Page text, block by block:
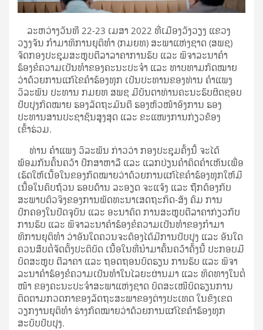
ລະຫວ່າງວັນທີ 22-23 ເມສາ 2022 ທີ່ເມືອງວັງວຽງ ແຂວງ
ວຽງຈັນ ກໍາມາທິການຍຸຕິທໍາ (ກມຍທ) ສະພາແຫ່ງຊາດ (ສພຊ)
ຈັດກອງປະຊຸມສະຫຼຸບຕີລາລາຄາການຮັບ ແລະ ພິຈາລະນາຄໍາ
ຮ້ອງຂໍຄວາມເປັນທໍາຂອງຄະນະປະຈໍາ ແລະ ທາບທາມກົດໝາຍ
ວ່າດ້ວຍການແກ້ໄຂຄໍາຮ້ອງທຸກ ເປັນປະທານຂອງທ່ານ ຄໍາແພງ
ວິລະພັນ ປະທານ ກມຍທ ສພຊ ມີບັນດາທ່ານຄະນະຮັບຜິດຊອບ
ປັບປຸງກົດໝາຍ ຮອງລັດຖະມົນຕີ ຮອງຫົວໜ້າອົງການ ຮອງ
ປະທານສານປະຊາຊົນສູງສຸດ ແລະ ຂະແໜງການກ່ຽວຂ້ອງ
ເຂົ້າຮ່ວມ.
ທ່ານ ຄໍາແພງ ວິລະພັນ ກ່າວວ່າ ກອງປະຊຸມຄັ້ງນີ້ ຈະໄດ້
ພ້ອມກັນຄົ້ນຄວ້າ ປຶກສາຫາລື ແລະ ແລກປ່ຽນຄໍາຄິດຄໍາເຫັນເພື່ອ
ເຮັດໃຫ້ເນື້ອໃນຂອງກົດໝາຍວ່າດ້ວຍການແກ້ໄຂຄໍາຮ້ອງທຸກໃຫ້ມີ
ເນື້ອໃນຄົບຖ້ວນ ຮອບດ້ານ ລະອຽດ ຈະແຈ້ງ ແລະ ຖືກຕ້ອງກັບ
ສະພາບຕົວຈິງຂອງການພັດທະນາເສດຖະກິດ-ສັງ ຄົມ ການ
ປົກຄອງໃນປັດຈຸບັນ ແລະ ອະນາຄົດ ການສະຫຼຸບຕີລາຄາກ່ຽວກັບ
ການຮັບ ແລະ ພິຈາລະນາຄໍາຮ້ອງຂໍຄວາມເປັນທໍາຂອງກໍາມາ
ທິການຍຸຕິທໍາ ວ່າອັນໃດຄວນຈະຕ້ອງໄດ້ມີການປັບປຸງ ແລະ ອັນໃດ
ຄວນສືບຕໍ່ຈັດຕັ້ງປະຕິບັດ ເນື້ອໃນທີ່ນໍາມາຄົ້ນຄວ້າຄັ້ງນີ້ ປະກອບມີ
ບົດສະຫຼຸບ ຕີລາຄາ ແລະ ຖອດຖອນບົດຮຽນ ການຮັບ ແລະ ພິຈາ
ລະນາຄໍາຮ້ອງຂໍຄວາມເປັນທຳໃນໄລຍະຜ່ານມາ ແລະ ທິດທາງໃນຕໍ່
ໜ້າ ຂອງຄະນະປະຈຳສະພາແຫ່ງຊາດ ບົດສະເໜີບົດຮຽນການ
ຕິດຕາມກວດກາຂອງລັດຖະສະພາຂອງຕ່າງປະເທດ ໃນຂົງເຂດ
ວຽກງານຍຸຕິທຳ ຮ່າງກົດໝາຍວ່າດ້ວຍການແກ້ໄຂຄໍາຮ້ອງທຸກ
ສະບັບປັບປຸງ.